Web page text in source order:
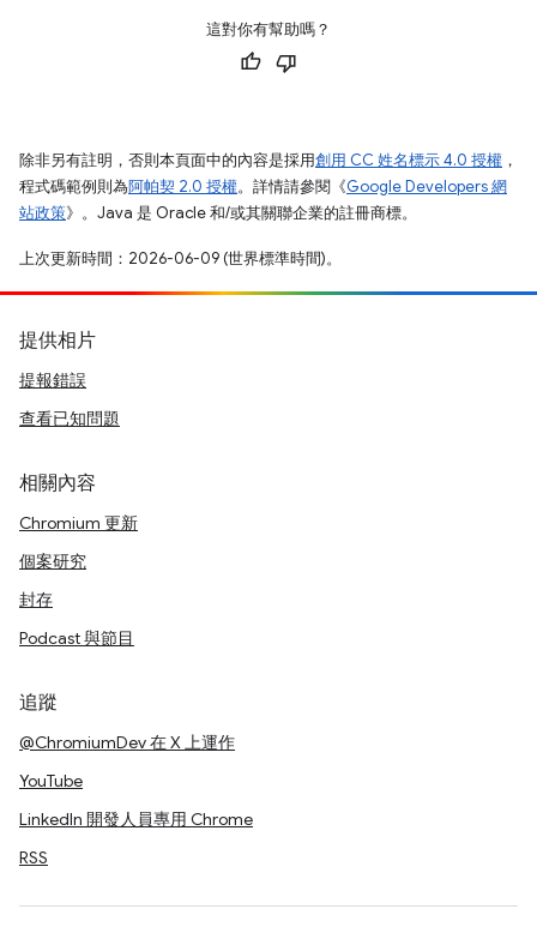
這對你有幫助嗎？
除非另有註明，否則本頁面中的內容是採用創用 CC 姓名標示 4.0 授權 ，
程式碼範例則為阿帕契 2.0 授權。詳情請參閱《Google Developers 網
站政策》。Java 是 Oracle 和/或其關聯企業的註冊商標。
上次更新時間：2026-06-09 (世界標準時間)。
提供相片
提報錯誤
查看已知問題
相關內容
Chromium 更新
個案研究
封存
Podcast 與節目
追蹤
@ChromiumDev 在 X 上運作
YouTube
LinkedIn 開發人員專用 Chrome
RSS